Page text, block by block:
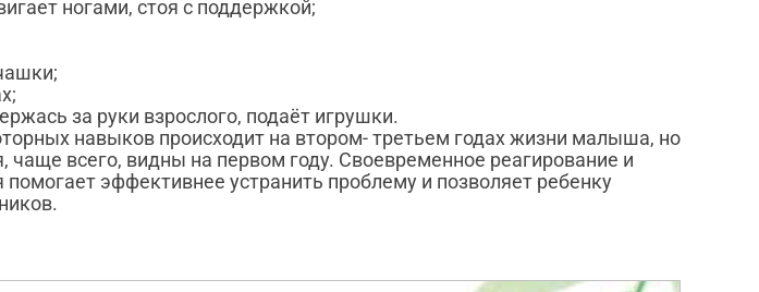
ногами, стоя с поддержкой;
за руки взрослого, подаёт игрушки.
навыков происходит на втором- третьем годах жизни малыша, но
чаще всего, видны на первом году. Своевременное реагирование и
эффективнее устранить проблему и позволяет ребенку